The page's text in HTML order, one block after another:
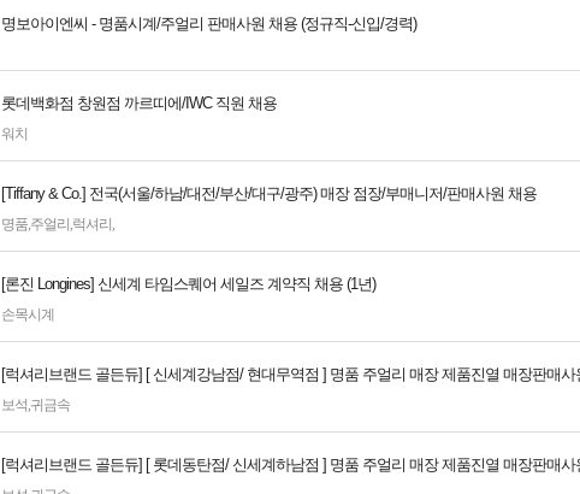
명보아이엔씨 - 명품시계/주얼리 판매사원 채용 (정규직-신입/경력)
롯데백화점 창원점 까르띠에/IWC 직원 채용
워치
[Tiffany & Co.] 전국(서울/하남/대전/부산/대구/광주) 매장 점장/부매니저/판매사원 채용
명품,주얼리 ,럭셔리 ,
[론진 Longines] 신세계 타임스퀘어 세일즈 계약직 채용 (1년)
손목시계
[럭셔리브랜드 골든듀] [ 신세계강남점/ 현대무역점 ] 명품 주얼리 매장 제품진열 매장판매사
보석,귀금속
[럭셔리브랜드 골든듀] [ 롯데동탄점/ 신세계하남점 ] 명품 주얼리 매장 제품진열 매장판매사